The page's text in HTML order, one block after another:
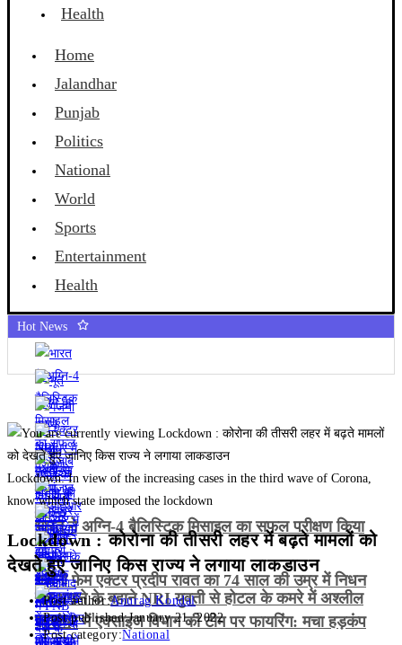
Health
Home
Jalandhar
Punjab
Politics
National
World
Sports
Entertainment
Health
Hot News
भारत ने अग्नि-4 बैलिस्टिक मिसाइल का सफल परीक्षण किया
भूत भगाने के बहाने NRI युवती से होटल के कमरे में अश्लील
हरकत
गजनी फेम एक्टर प्रदीप रावत का 74 साल की उम्र में निधन
जालंधर में एक्साइज विभाग की टीम पर फायरिंग: मचा हड़कंप
Lockdown: In view of the increasing cases in the third wave of Corona,
know which state imposed the lockdown
Lockdown : कोरोना की तीसरी लहर में बढ़ते मामलों को
देखते हुए जानिए किस राज्य ने लगाया लाकडाउन
Post author:Anurag Kondal
Post published:January 21, 2022
Post category:National